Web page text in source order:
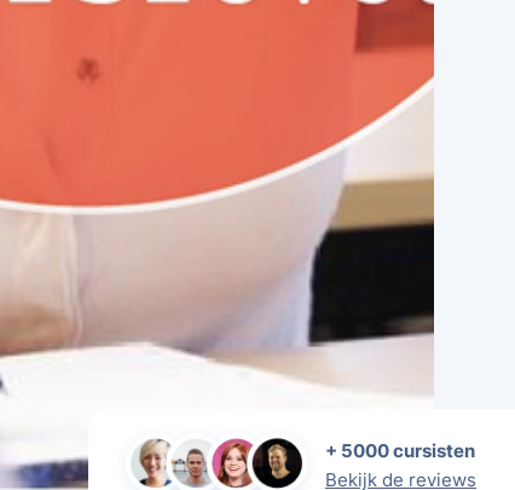
+ 5000 cursisten
Bekijk de reviews